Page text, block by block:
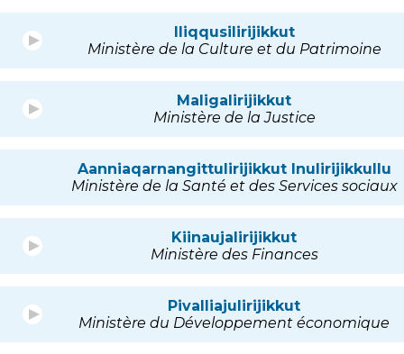
Iliqqusilirijikkut
Ministère de la Culture et du Patrimoine
Maligalirijikkut
Ministère de la Justice
Aanniaqarnangittulirijikkut Inulirijikkullu
Ministère de la Santé et des Services sociaux
Kiinaujalirijikkut
Ministère des Finances
Pivalliajulirijikkut
Ministère du Développement économique